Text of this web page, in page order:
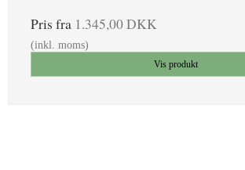
Pris fra 1.345,00 DKK
(inkl. moms)
Vis produkt